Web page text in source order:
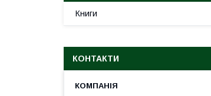
Книги
КОНТАКТИ